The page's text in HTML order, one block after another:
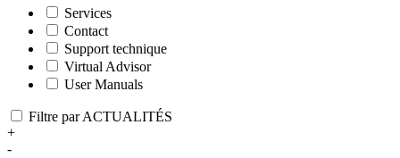
Services
Contact
Support technique
Virtual Advisor
User Manuals
Filtre par ACTUALITÉS
+
-